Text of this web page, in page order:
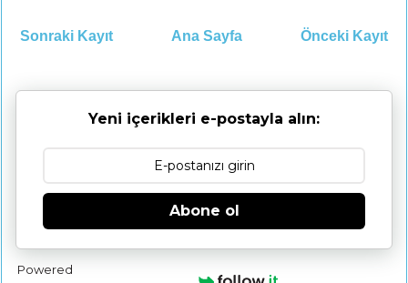
Sonraki Kayıt Önceki Kayıt
Ana Sayfa
Yeni içerikleri e-postayla alın:
Abone ol
Powered